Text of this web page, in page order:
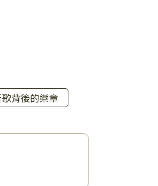
背後的樂章